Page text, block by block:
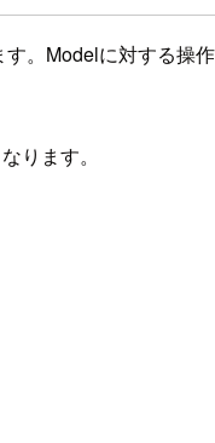
す。Modelに対する操
ります。